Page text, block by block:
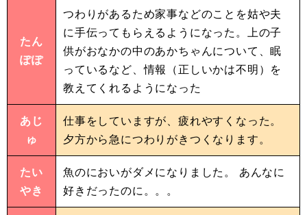
たん
ぽぽ
つわりがあるため家事などのことを姑や夫
に手伝ってもらえるようになった。上の子
供がおなかの中のあかちゃんについて、眠
っているなど、情報（正しいかは不明）を
教えてくれるようになった
あじ
ゅ
仕事をしていますが、疲れやすくなった。
夕方から急につわりがきつくなります。
たい
やき
魚のにおいがダメになりました。 あんなに
好きだったのに。。。